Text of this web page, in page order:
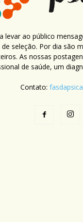
levar ao público
seleção. Por dia são
As nossas
de saúde, um
Contato: